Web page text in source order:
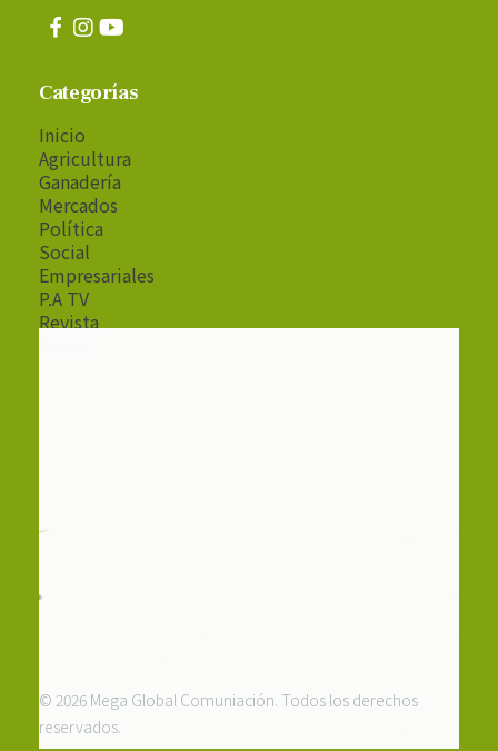
Categorías
Inicio
Agricultura
Ganadería
Mercados
Política
Social
Empresariales
P.A TV
Revista
© 2026 Mega Global Comuniación. Todos los derechos
reservados.